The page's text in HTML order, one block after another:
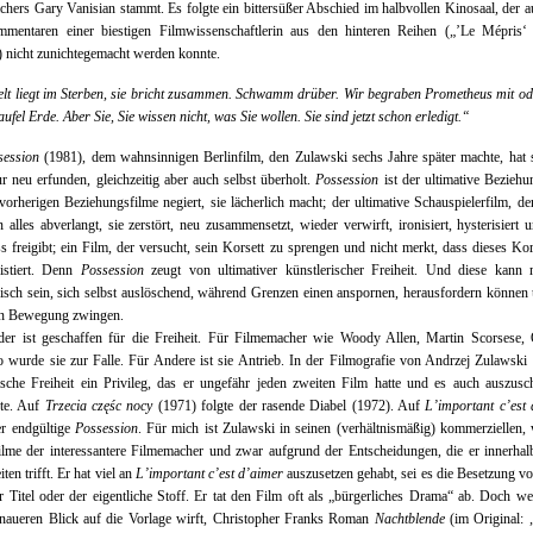
Gary Vanisian stammt. Es folgte ein bittersüßer Abschied im halbvollen Kinosaal, der
einer biestigen Filmwissenschaftlerin aus den hinteren Reihen („’Le
nicht zunichtegemacht werden konnte.
liegt im Sterben, sie bricht zusammen. Schwamm drüber. Wir begraben Prometheus mit
Erde. Aber Sie, Sie wissen nicht, was Sie wollen. Sie sind jetzt schon erledigt.“
(1981), dem wahnsinnigen Berlinfilm, den Zulawski sechs Jahre später machte, hat
neu erfunden, gleichzeitig aber auch selbst überholt.Possession ist der ultimative
Beziehungsfilme negiert, sie lächerlich macht; der ultimative Schauspielerfilm,
alles abverlangt, sie zerstört, neu zusammensetzt, wieder verwirft, ironisiert, hysterisiert
freigibt; ein Film, der versucht, sein Korsett zu sprengen und nicht merkt, dass dieses
Denn Possessionzeugt von ultimativer künstlerischer Freiheit. Und diese kann
sein, sich selbst auslöschend, während Grenzen einen anspornen, herausfordern
Bewegung zwingen.
ist geschaffen für die Freiheit. Für Filmemacher wie Woody Allen, Martin Scorsese,
wurde sie zur Falle. Für Andere ist sie Antrieb. In der Filmografie von Andrzej Zulawski
Freiheit ein Privileg, das er ungefähr jeden zweiten Film hatte und es auch
Auf Trzecia częśc nocy(1971) folgte der rasende Diabel (1972). AufL’important c’est
endgültige Possession. Für mich ist Zulawski in seinen (verhältnismäßig) kommerziellen,
der interessantere Filmemacher und zwar aufgrund der Entscheidungen, die er
trifft. Er hat viel an L’important c’est d’aimer auszusetzen gehabt, sei es die Besetzung
Titel oder der eigentliche Stoff. Er tat den Film oft als „bürgerliches Drama“ ab. Doch
Blick auf die Vorlage wirft, Christopher Franks Roman Nachtblende(im Original: